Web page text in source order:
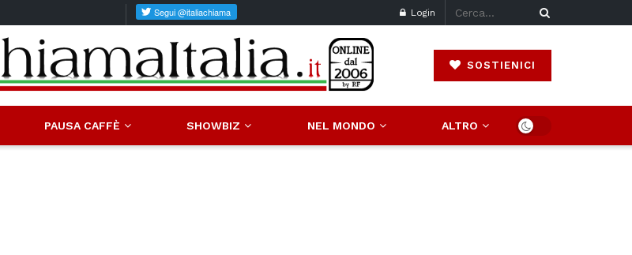
Login
SOSTIENICI
PAUSA CAFFÈ SHOWBIZ NEL MONDO ALTRO